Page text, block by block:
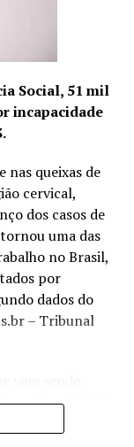
está a
poço na loja de
de um
uma
para tratar
e reutilizá-la
de
falar
O reuso da
operacional,
com as
cuidado
da atividade
Social, 51 mil
incapacidade
queixas de
cervical,
dos casos de
uma das
no Brasil,
por
dados do
– Tribunal
onde 10,7
semestre